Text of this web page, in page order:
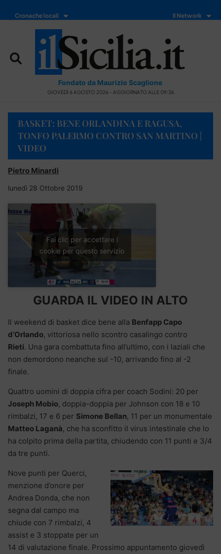
Cronache locali Il Network
Fondato da Maurizio Scaglione
GIOVEDÌ 6 AGOSTO 2026 - AGGIORNATO ALLE 09:36
BASKET: BENE ORLANDINA E RAGUSA,
TONFO PALERMO CONTRO SAN MARTINO |
VIDEO
Pietro Minardi
lunedì 28 Ottobre 2019
Fai clic per accettare i
cookie per questo servizio
GUARDA IL VIDEO IN ALTO
Il weekend di basket dice bene alla Benfapp Capo
d’Orlando, vittoriosa nello scontro casalingo contro
Rieti. Una gara combattuta fino all’ultimo, con i laziali che
non demordono neanche sul -10, arrivando fino al -2
finale.
Quattro uomini di doppia cifra per coach Sodini: 20 per
Joseph Mobio, doppia-doppia per Johnson con 18 e 10
rimbalzi, 17 e 6 per Simone Bellan, 11 per un monumentale
Matteo Laganà, che ha sconfitto il virus intestinale che lo
ha colpito prima della partita, chiudendo con 11 punti e 3/4
da tre punti.
Nove punti per Querci,
menzione d’onore per
Andrea Donda, che non
segna dal campo ma
chiude con 7 rimbalzi, 4
assist e 3 stoppate per un
14 di valutazione finale. Prossimo appuntamento giovedì